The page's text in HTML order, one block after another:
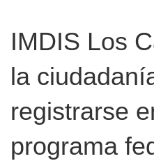
IMDIS Los
la
registrarse
programa